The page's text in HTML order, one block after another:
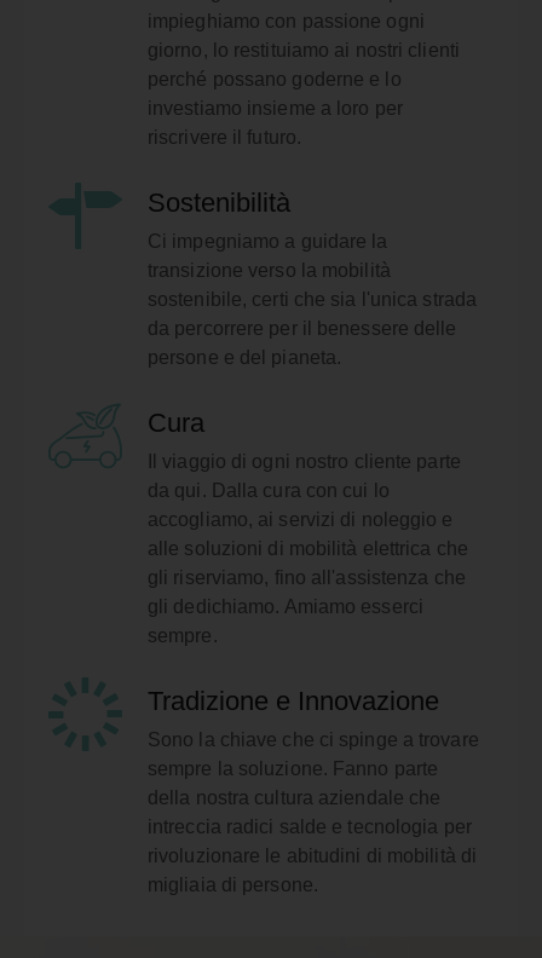
impieghiamo con passione ogni
giorno, lo restituiamo ai nostri clienti
perché possano goderne e lo
investiamo insieme a loro per
riscrivere il futuro.
Sostenibilità
Ci impegniamo a guidare la
transizione verso la mobilità
sostenibile, certi che sia l'unica strada
da percorrere per il benessere delle
persone e del pianeta.
Cura
Il viaggio di ogni nostro cliente parte
da qui. Dalla cura con cui lo
accogliamo, ai servizi di noleggio e
alle soluzioni di mobilità elettrica che
gli riserviamo, fino all'assistenza che
gli dedichiamo. Amiamo esserci
sempre.
Tradizione e Innovazione
Sono la chiave che ci spinge a trovare
sempre la soluzione. Fanno parte
della nostra cultura aziendale che
intreccia radici salde e tecnologia per
rivoluzionare le abitudini di mobilità di
migliaia di persone.